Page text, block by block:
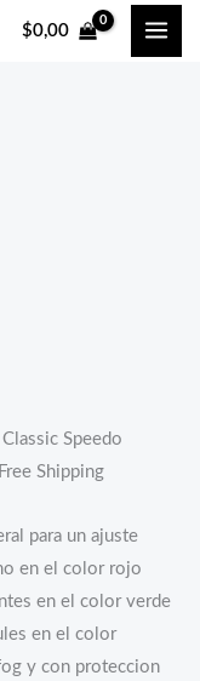
$0,00
Speedo
Shipping
para un ajuste
en el color rojo
en el color verde
en el color
y con proteccion